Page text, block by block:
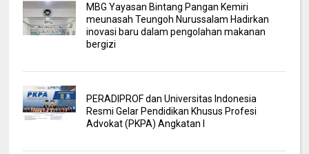
MBG Yayasan Bintang Pangan Kemiri
meunasah Teungoh Nurussalam Hadirkan
inovasi baru dalam pengolahan makanan
bergizi
PERADIPROF dan Universitas Indonesia
Resmi Gelar Pendidikan Khusus Profesi
Advokat (PKPA) Angkatan I